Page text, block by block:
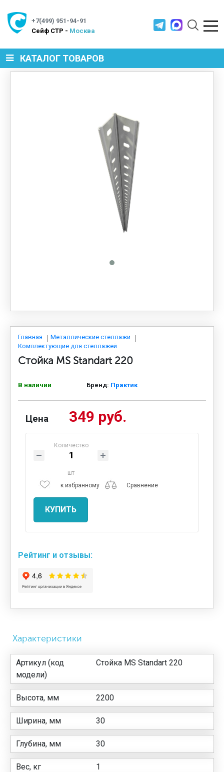
+7(499) 951-94-91
Cейф СТР - Москва
КАТАЛОГ ТОВАРОВ
МЕТАЛЛИЧЕСКАЯ МЕБЕЛЬ
МЕТАЛЛИЧЕСКИЕ СТЕЛЛАЖИ
ПРОИЗВОДСТВЕННАЯ МЕБЕЛЬ
МЕДИЦИНСКАЯ МЕБЕЛЬ
СИСТЕМЫ ХРАНЕНИЯ
МЕБЕЛЬ ДЛЯ ДОМА
Главная
Металлические стеллажи
Комплектующие для стеллажей
Стойка MS Standart 220
В наличии Бренд: Практик
Цена 349 руб.
Количество
шт
к избранному
Сравнение
КУПИТЬ
Рейтинг и отзывы:
Характеристики
Артикул (код
модели)
Стойка MS Standart 220
Высота, мм 2200
Ширина, мм 30
Глубина, мм 30
Вес, кг 1